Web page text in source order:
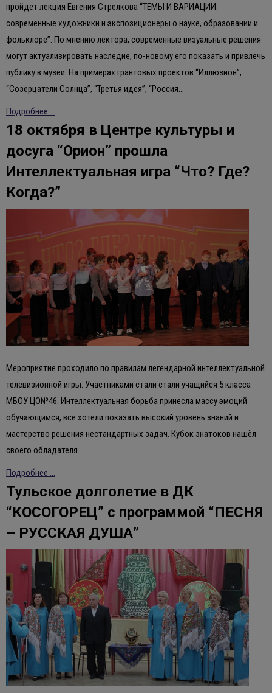
пройдет лекция Евгения Стрелкова “ТЕМЫ И ВАРИАЦИИ:
современные художники и экспозиционеры о науке, образовании и
фольклоре”. По мнению лектора, современные визуальные решения
могут актуализировать наследие, по-новому его показать и привлечь
публику в музеи. На примерах грантовых проектов “Иллюзион”,
“Созерцатели Солнца”, “Третья идея”, “Россия…
Подробнее ...
18 октября в Центре культуры и
досуга “Орион” прошла
Интеллектуальная игра “Что? Где?
Когда?”
Мероприятие проходило по правилам легендарной интеллектуальной
телевизионной игры. Участниками стали стали учащийся 5 класса
МБОУ ЦО№46. Интеллектуальная борьба принесла массу эмоций
обучающимся, все хотели показать высокий уровень знаний и
мастерство решения нестандартных задач. Кубок знатоков нашёл
своего обладателя.
Подробнее ...
Тульское долголетие в ДК
“КОСОГОРЕЦ” с программой “ПЕСНЯ
– РУССКАЯ ДУША”